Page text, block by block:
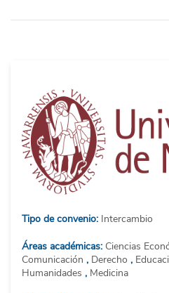
Tipo de convenio: Intercambio
Áreas académicas: Ciencias
Comunicación , Derecho ,
Humanidades , Medicina